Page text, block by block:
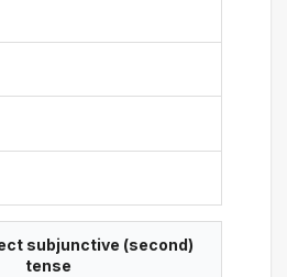
subjunctive (second)
tense